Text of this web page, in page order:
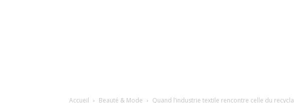
Accueil Beauté & Mode Quand l’industrie textile rencontre celle du